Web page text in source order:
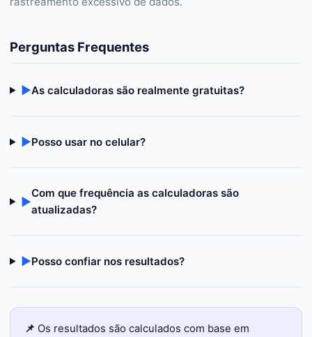
Perguntas Frequentes
▶As calculadoras são realmente gratuitas?
▶Posso usar no celular?
▶
Com que frequência as calculadoras são
atualizadas?
▶Posso confiar nos resultados?
📌 Os resultados são calculados com base em